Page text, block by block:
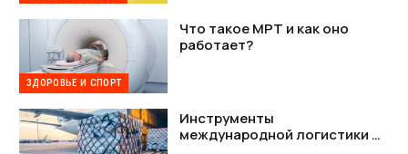
ЗДОРОВЬЕ И СПОРТ
Что такое МРТ и как оно
работает?
Инструменты
международной логистики —